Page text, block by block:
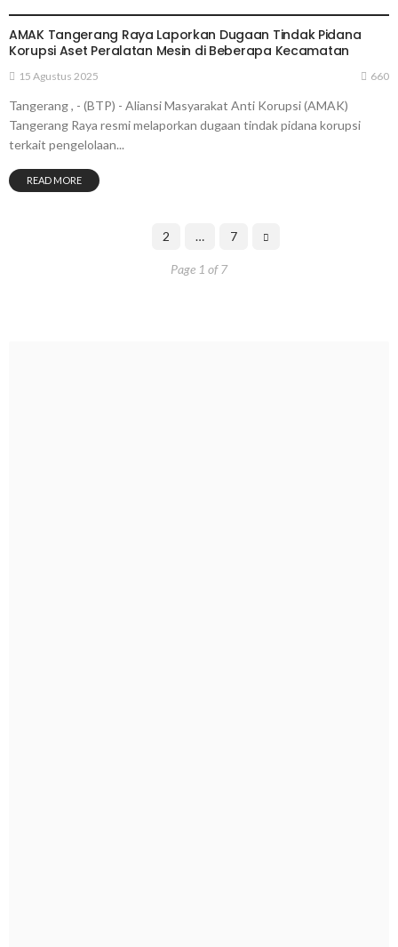
AMAK Tangerang Raya Laporkan Dugaan Tindak Pidana
Korupsi Aset Peralatan Mesin di Beberapa Kecamatan
15 Agustus 2025 660
Tangerang , - (BTP) - Aliansi Masyarakat Anti Korupsi (AMAK)
Tangerang Raya resmi melaporkan dugaan tindak pidana korupsi
terkait pengelolaan...
READ MORE
2 … 7
Page 1 of 7